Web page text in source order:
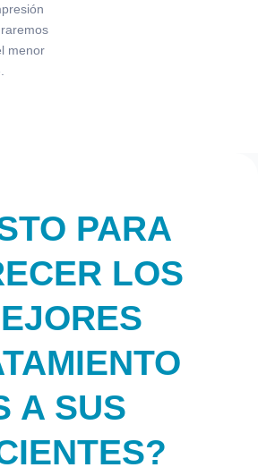
menor
PARA
LOS
A SUS